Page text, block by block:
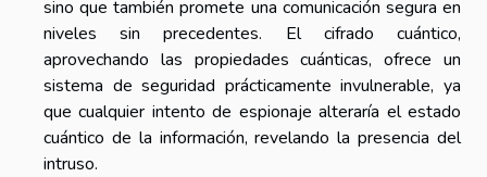
sino que también promete una comunicación segura en
niveles sin precedentes. El cifrado cuántico,
aprovechando las propiedades cuánticas, ofrece un
sistema de seguridad prácticamente invulnerable, ya
que cualquier intento de espionaje alteraría el estado
cuántico de la información, revelando la presencia del
intruso.